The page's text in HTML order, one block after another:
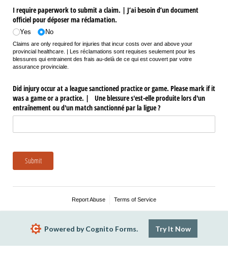
I require paperwork to submit a claim. | J’ai besoin d’un document
officiel pour déposer ma réclamation.
Yes No
Claims are only required for injuries that incur costs over and above your
provincial healthcare. | Les réclamations sont requises seulement pour les
blessures qui entrainent des frais au-delà de ce qui est couvert par votre
assurance provinciale.
Did injury occur at a league sanctioned practice or game. Please mark if it
was a game or a practice. | Une blessure s'est-elle produite lors d'un
entraînement ou d'un match sanctionné par la ligue ?
Submit
Report Abuse Terms of Service
Powered by Cognito Forms. Try It Now